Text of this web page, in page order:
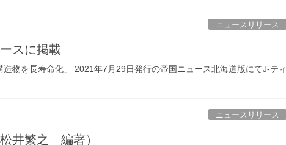
ニュースリリース
スに掲載
造物を長寿命化」 2021年7月29日発行の帝国ニュース北海道版にてJ-ティ
ニュースリリース
井繁之 編著）